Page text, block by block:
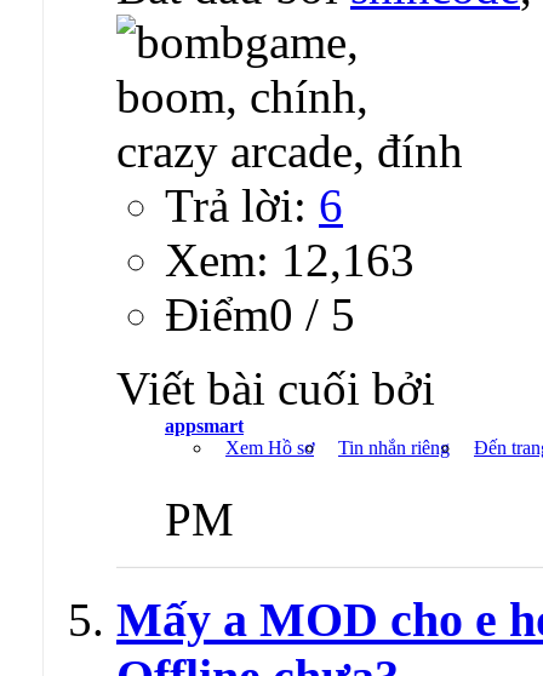
Đính chính về
Bắt đầu bởishincode
Trả lời:
Xem: 12,163
Ðiểm0 / 5